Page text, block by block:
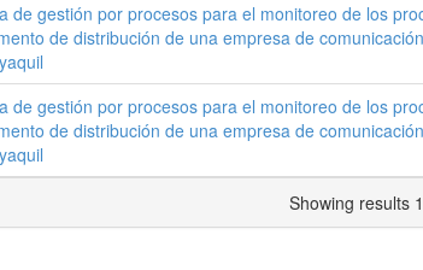
de gestión por procesos para el monitoreo de los
de distribución de una empresa de
de gestión por procesos para el monitoreo de los
de distribución de una empresa de
Showing results